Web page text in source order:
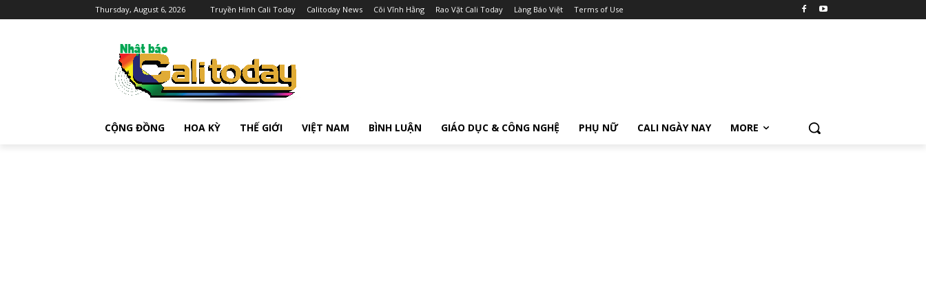
Thursday, August 6, 2026 Truyền Hình Cali Today Calitoday News Cõi Vĩnh Hằng Rao Vặt Cali Today Làng Báo Việt Terms of Use
CỘNG ĐỒNG HOA KỲ THẾ GIỚI VIỆT NAM BÌNH LUẬN GIÁO DỤC & CÔNG NGHỆ PHỤ NỮ CALI NGÀY NAY MORE